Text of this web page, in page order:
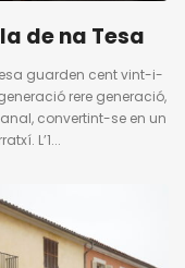
de na Tesa
guarden cent vint-i-
rere generació,
convertint-se en un
L’1...